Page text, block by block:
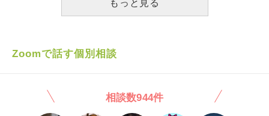
てくるのに、何で私は好きな人から愛されないんだろう…何
で私は好意に応えられないんだろう…と、周りを妬む自分も
ようになるのでしょうか。
もっと見る
Zoomで話す個別相談
相談数944件